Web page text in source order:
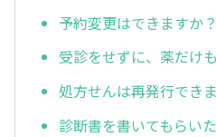
予約変更はできますか？
受診をせずに、薬だけ
処方せんは再発行でき
診断書を書いてもらい